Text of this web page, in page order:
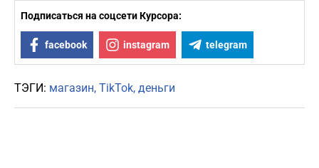
Подписаться на соцсети Курсора:
facebook instagram telegram
ТЭГИ: магазин TikTok деньги